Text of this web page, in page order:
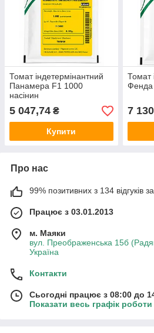
Томат індетермінантний
Панамера F1 1000
насінин
5 047,74 ₴
Купити
Томат
Фенда
7
Про нас
99% позитивних з 134 відгуків за
Працює з 03.01.2013
м. Маяки
вул. Преображенська 15б
Україна
Контакти
Сьогодні працює з 08:00 до
Показати весь графік роботи